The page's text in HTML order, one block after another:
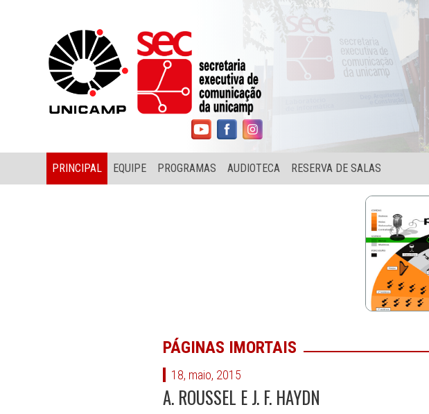
PRINCIPAL EQUIPE PROGRAMAS AUDIOTECA RESERVA DE SALAS
PÁGINAS IMORTAIS
18, maio, 2015
A. ROUSSEL E J. F. HAYDN